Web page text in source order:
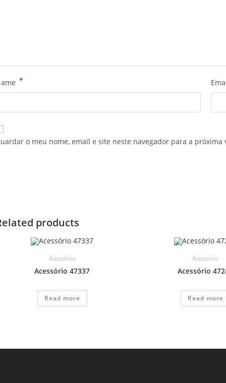
*
o meu nome, email e site neste navegador para a próxima
products
Acessórios
Acessório 47337
Read more
Acessórios
Acessório
Read more